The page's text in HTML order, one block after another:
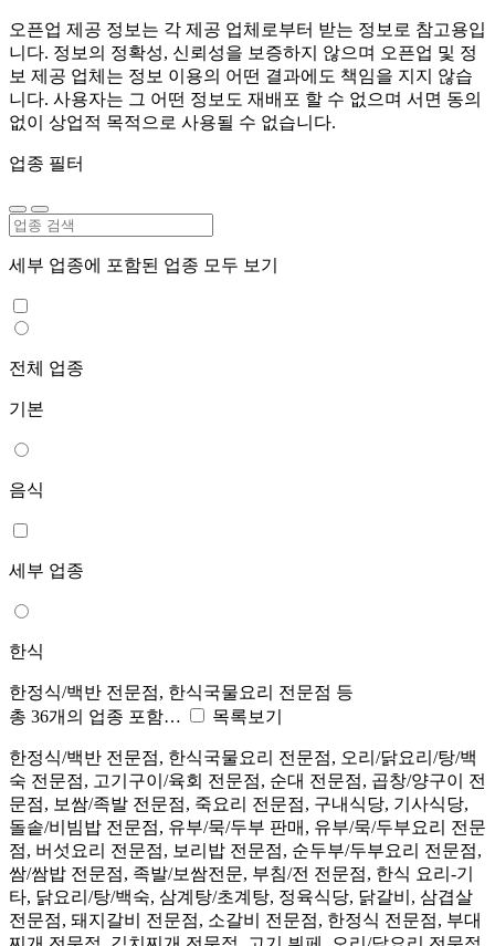
오픈업 제공 정보는 각 제공 업체로부터 받는 정보로 참고용입
니다. 정보의 정확성, 신뢰성을 보증하지 않으며 오픈업 및 정
보 제공 업체는 정보 이용의 어떤 결과에도 책임을 지지 않습
니다. 사용자는 그 어떤 정보도 재배포 할 수 없으며 서면 동의
없이 상업적 목적으로 사용될 수 없습니다.
업종 필터
세부 업종에 포함된 업종 모두 보기
전체 업종
기본
음식
세부 업종
한식
한정식/백반 전문점, 한식국물요리 전문점 등
총 36개의 업종 포함…
목록보기
한정식/백반 전문점, 한식국물요리 전문점, 오리/닭요리/탕/백
숙 전문점, 고기구이/육회 전문점, 순대 전문점, 곱창/양구이 전
문점, 보쌈/족발 전문점, 죽요리 전문점, 구내식당, 기사식당,
돌솥/비빔밥 전문점, 유부/묵/두부 판매, 유부/묵/두부요리 전문
점, 버섯요리 전문점, 보리밥 전문점, 순두부/두부요리 전문점,
쌈/쌈밥 전문점, 족발/보쌈전문, 부침/전 전문점, 한식 요리-기
타, 닭요리/탕/백숙, 삼계탕/초계탕, 정육식당, 닭갈비, 삼겹살
전문점, 돼지갈비 전문점, 소갈비 전문점, 한정식 전문점, 부대